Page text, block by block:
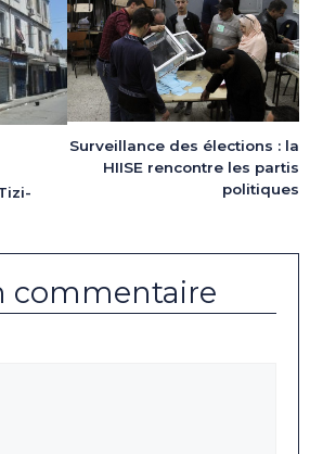
Surveillance des élections : la
HIISE rencontre les partis
politiques
commentaire